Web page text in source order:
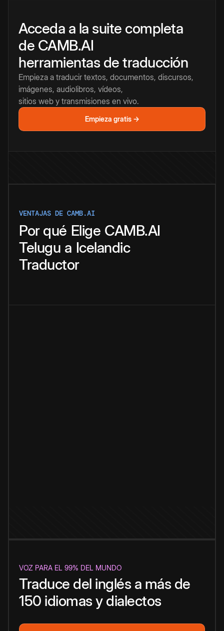
Acceda a la suite completa
de CAMB.AI
herramientas de traducción
Empieza a traducir textos, documentos, discursos,
imágenes, audiolibros, vídeos,
sitios web y transmisiones en vivo.
Empieza gratis →
VENTAJAS DE CAMB.AI
Por qué Elige CAMB.AI
Telugu a Icelandic
Traductor
VOZ PARA EL 99% DEL MUNDO
Traduce del inglés a más de
150 idiomas y dialectos